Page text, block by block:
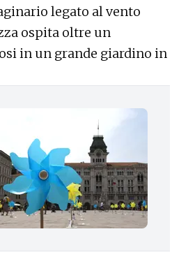
legato al vento
ospita oltre un
in un grande giardino in